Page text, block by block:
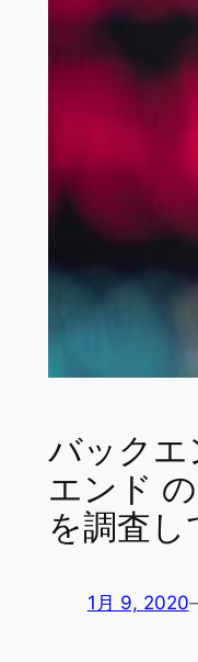
バックエ
エンド
を調査し
1月 9, 2020